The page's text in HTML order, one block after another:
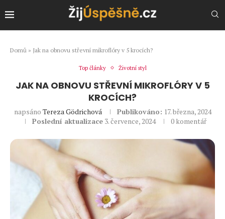
Domů » Jak na obnovu střevní mikroflóry v 5 krocích?
Top články Životní styl
JAK NA OBNOVU STŘEVNÍ MIKROFLÓRY V 5
KROCÍCH?
napsáno Tereza Gödrichová Publikováno: 17. března, 2024
Poslední aktualizace 3. července, 2024 0 komentář